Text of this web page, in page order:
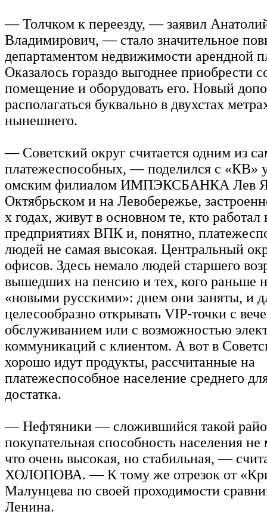
— Толчком к переезду, — заявил
Владимирович, — стало значительное
департаментом недвижимости арендной
Оказалось гораздо выгоднее приобрести
помещение и оборудовать его. Новый
располагаться буквально в двухстах
нынешнего.
— Советский округ считается одним из
платежеспособных, — поделился с «КВ»
омским филиалом ИМПЭКСБАНКА Лев
Октябрьском и на Левобережье,
х годах, живут в основном те, кто работал
предприятиях ВПК и, понятно,
людей не самая высокая. Центральный
офисов. Здесь немало людей старшего
вышедших на пенсию и тех, кого раньше
«новыми русскими»: днем они заняты, и
целесообразно открывать VIP-точки с
обслуживанием или с возможностью
коммуникаций с клиентом. А вот в
хорошо идут продукты, рассчитанные на
платежеспособное население среднего
достатка.
— Нефтяники — сложившийся такой
покупательная способность населения не
что очень высокая, но стабильная, —
ХОЛОПОВА. — К тому же отрезок от
Малунцева по своей проходимости
Ленина.